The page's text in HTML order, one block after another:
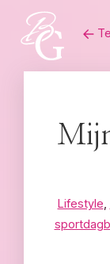
content
Lifestyle